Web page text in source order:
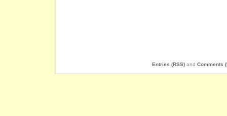
Entries (RSS) and Comments